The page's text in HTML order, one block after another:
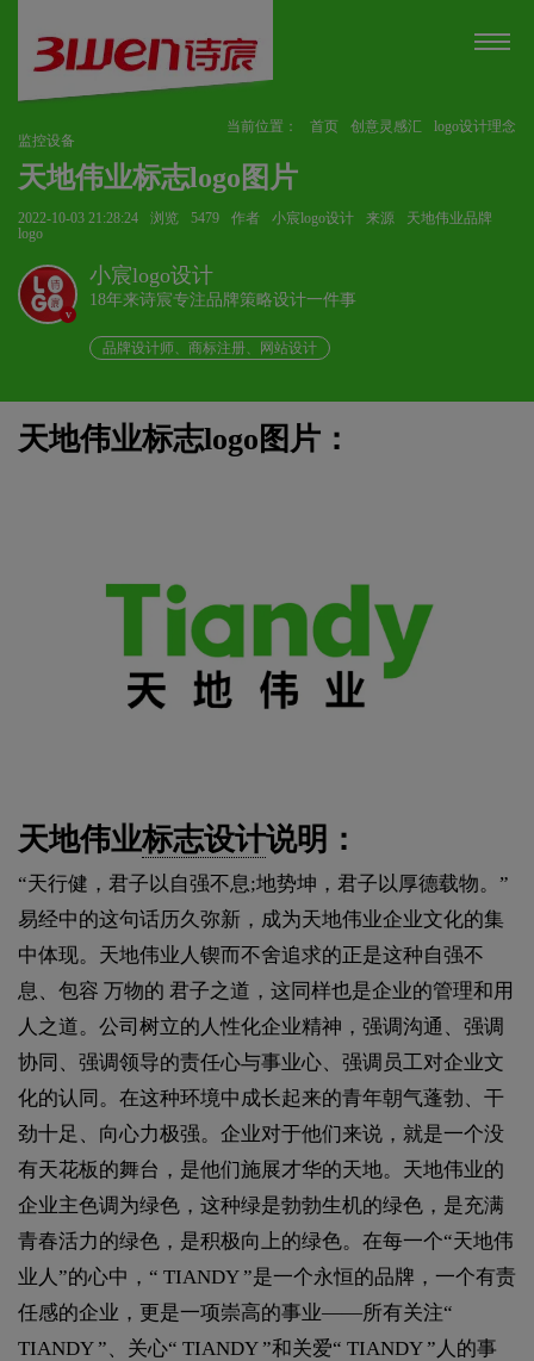
当前位置： 首页 创意灵感汇
logo设计理念
监控设备
天地伟业标志logo图片
2022-10-03 21:28:24 浏览 5479 作者 小宸logo设计 来源
天地伟业品牌
logo
v
小宸logo设计
18年来诗宸专注品牌策略设计一件事
品牌设计师、商标注册、网站设计
天地伟业标志logo图片：
天地伟业标志设计说明：
“天行健，君子以自强不息;地势坤，君子以厚德载物。”
易经中的这句话历久弥新，成为天地伟业企业文化的集
中体现。天地伟业人锲而不舍追求的正是这种自强不
息、包容 万物的 君子之道，这同样也是企业的管理和用
人之道。公司树立的人性化企业精神，强调沟通、强调
协同、强调领导的责任心与事业心、强调员工对企业文
化的认同。在这种环境中成长起来的青年朝气蓬勃、干
劲十足、向心力极强。企业对于他们来说，就是一个没
有天花板的舞台，是他们施展才华的天地。天地伟业的
企业主色调为绿色，这种绿是勃勃生机的绿色，是充满
青春活力的绿色，是积极向上的绿色。在每一个“天地伟
业人”的心中，“ TIANDY ”是一个永恒的品牌，一个有责
任感的企业，更是一项崇高的事业——所有关注“
TIANDY ”、关心“ TIANDY ”和关爱“ TIANDY ”人的事